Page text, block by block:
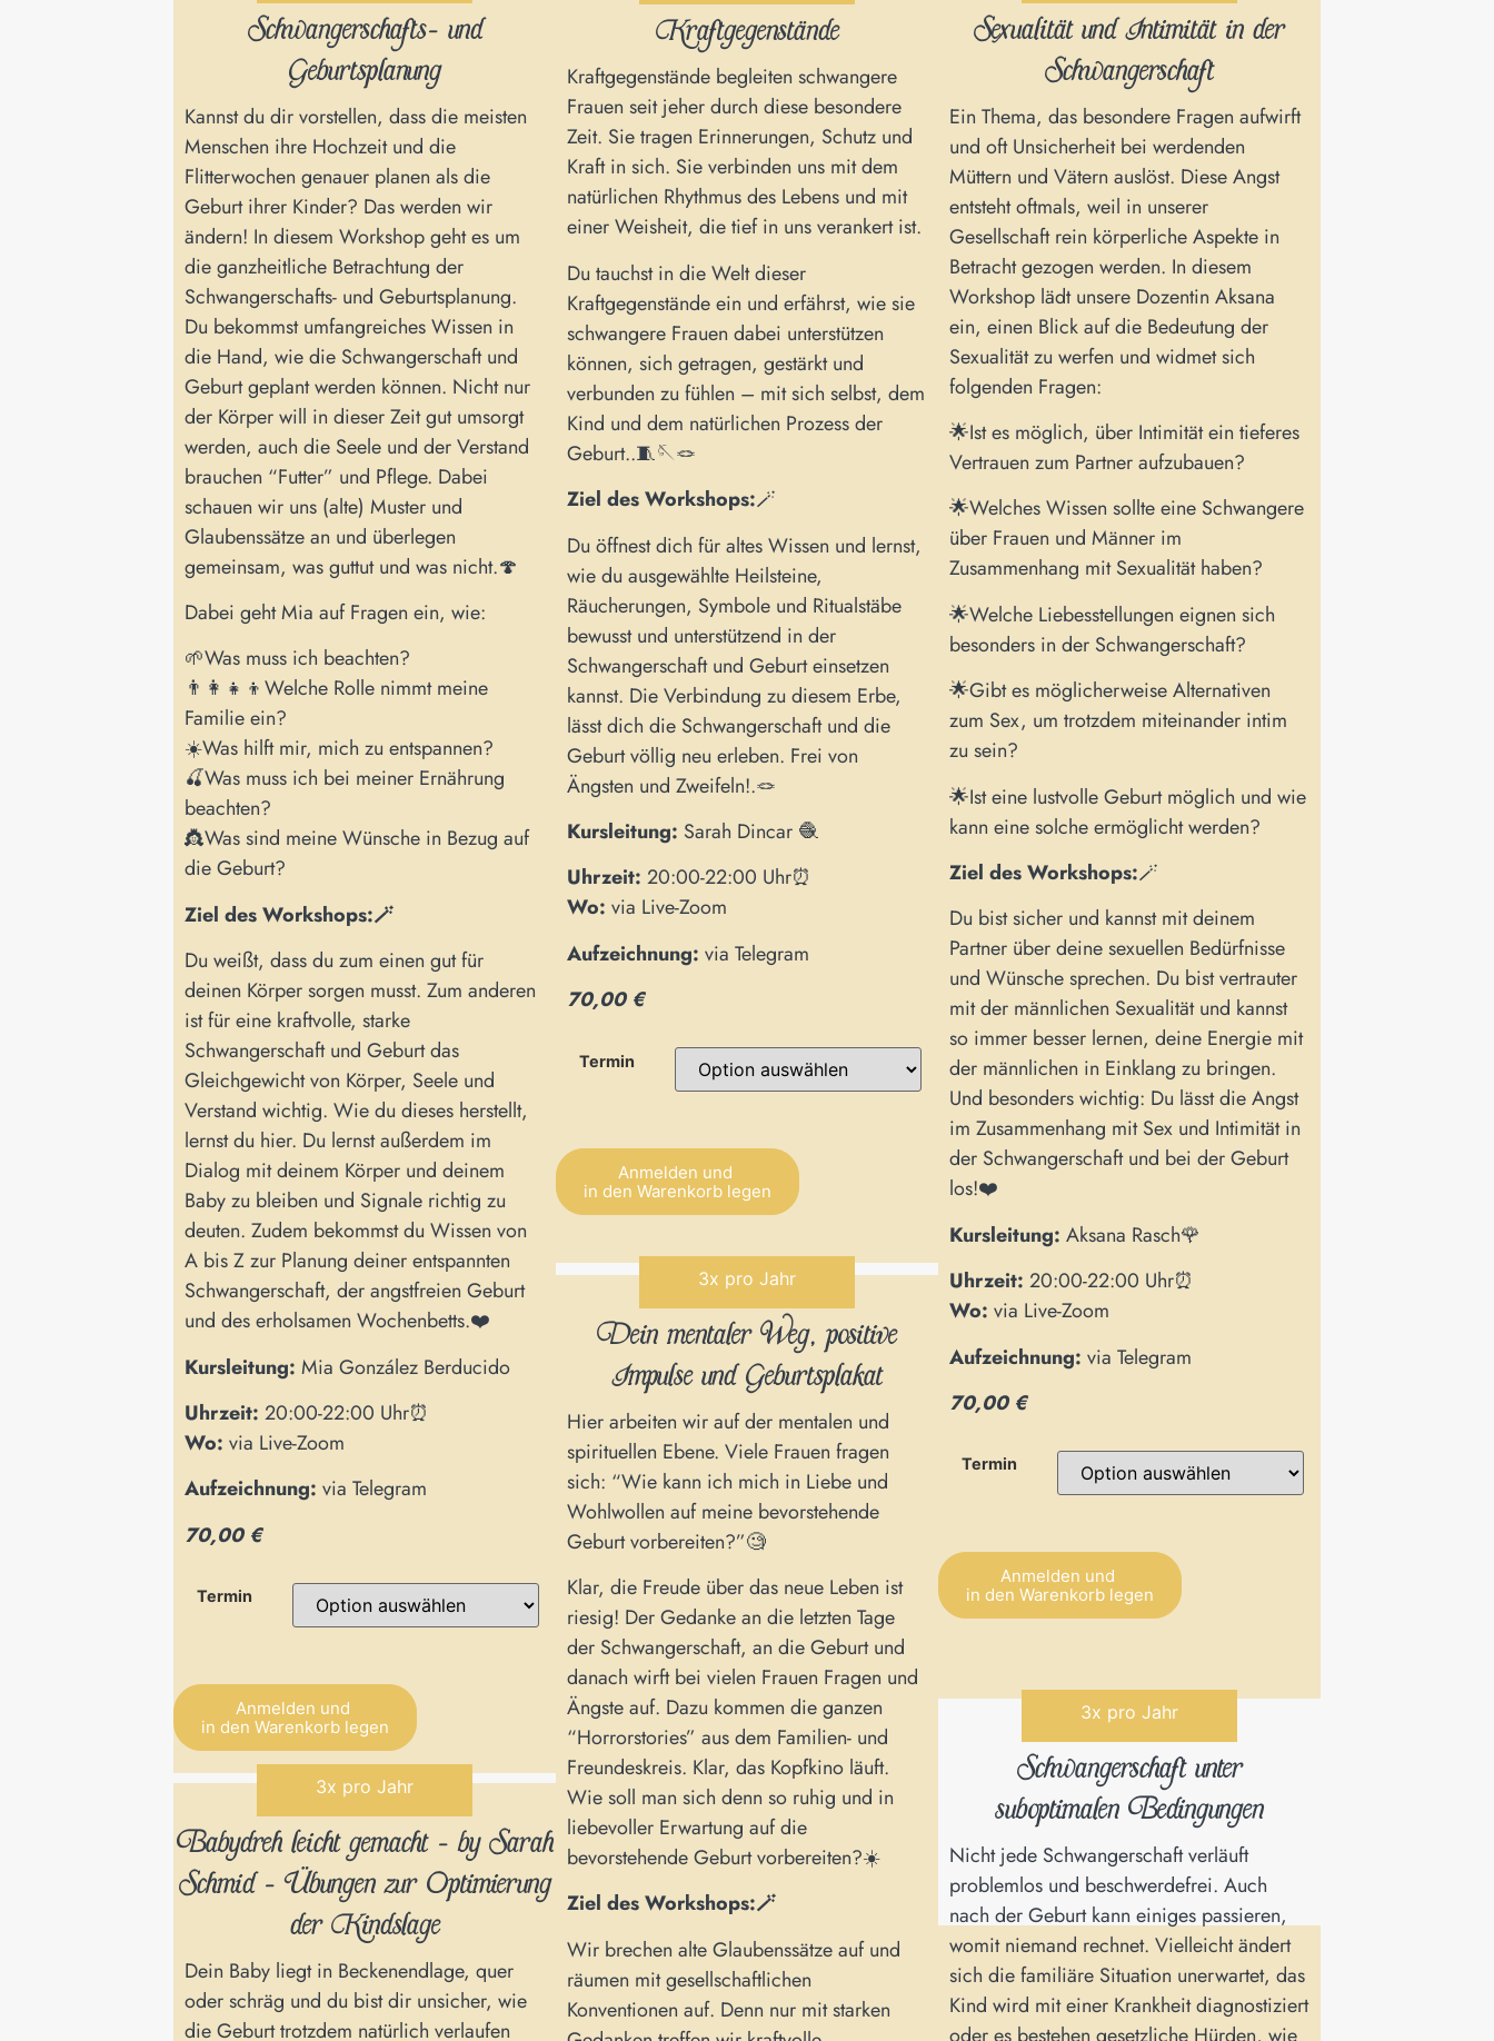
Schwangerschafts- und
Geburtsplanung
Kannst du dir vorstellen, dass die meisten
Menschen ihre Hochzeit und die
Flitterwochen genauer planen als die
Geburt ihrer Kinder? Das werden wir
ändern! In diesem Workshop geht es um
die ganzheitliche Betrachtung der
Schwangerschafts- und Geburtsplanung.
Du bekommst umfangreiches Wissen in
die Hand, wie die Schwangerschaft und
Geburt geplant werden können. Nicht nur
der Körper will in dieser Zeit gut umsorgt
werden, auch die Seele und der Verstand
brauchen “Futter” und Pflege. Dabei
schauen wir uns (alte) Muster und
Glaubenssätze an und überlegen
gemeinsam, was guttut und was nicht.🍄
Dabei geht Mia auf Fragen ein, wie:
🌱Was muss ich beachten?
👨‍👩‍👧‍👦Welche Rolle nimmt meine
Familie ein?
☀️Was hilft mir, mich zu entspannen?
🍒Was muss ich bei meiner Ernährung
beachten?
👸Was sind meine Wünsche in Bezug auf
die Geburt?
Ziel des Workshops:🪄
Du weißt, dass du zum einen gut für
deinen Körper sorgen musst. Zum anderen
ist für eine kraftvolle, starke
Schwangerschaft und Geburt das
Gleichgewicht von Körper, Seele und
Verstand wichtig. Wie du dieses herstellt,
lernst du hier. Du lernst außerdem im
Dialog mit deinem Körper und deinem
Baby zu bleiben und Signale richtig zu
deuten. Zudem bekommst du Wissen von
A bis Z zur Planung deiner entspannten
Schwangerschaft, der angstfreien Geburt
und des erholsamen Wochenbetts.❤️
Kursleitung: Mia González Berducido
Uhrzeit: 20:00-22:00 Uhr⏰
Wo: via Live-Zoom
Aufzeichnung: via Telegram
70,00 €
Termin
Anmelden und
in den Warenkorb legen
Alternative:
Kraftgegenstände
Kraftgegenstände begleiten schwangere
Frauen seit jeher durch diese besondere
Zeit. Sie tragen Erinnerungen, Schutz und
Kraft in sich. Sie verbinden uns mit dem
natürlichen Rhythmus des Lebens und mit
einer Weisheit, die tief in uns verankert ist.
Du tauchst in die Welt dieser
Kraftgegenstände ein und erfährst, wie sie
schwangere Frauen dabei unterstützen
können, sich getragen, gestärkt und
verbunden zu fühlen – mit sich selbst, dem
Kind und dem natürlichen Prozess der
Geburt..🧵🪡🪢
Ziel des Workshops:🪄
Du öffnest dich für altes Wissen und lernst,
wie du ausgewählte Heilsteine,
Räucherungen, Symbole und Ritualstäbe
bewusst und unterstützend in der
Schwangerschaft und Geburt einsetzen
kannst. Die Verbindung zu diesem Erbe,
lässt dich die Schwangerschaft und die
Geburt völlig neu erleben. Frei von
Ängsten und Zweifeln!.🪢
Kursleitung: Sarah Dincar 🧶
Uhrzeit: 20:00-22:00 Uhr⏰
Wo: via Live-Zoom
Aufzeichnung: via Telegram
70,00 €
Termin
Anmelden und
in den Warenkorb legen
Sexualität und Intimität in der
Schwangerschaft
Ein Thema, das besondere Fragen aufwirft
und oft Unsicherheit bei werdenden
Müttern und Vätern auslöst. Diese Angst
entsteht oftmals, weil in unserer
Gesellschaft rein körperliche Aspekte in
Betracht gezogen werden. In diesem
Workshop lädt unsere Dozentin Aksana
ein, einen Blick auf die Bedeutung der
Sexualität zu werfen und widmet sich
folgenden Fragen:
🌟Ist es möglich, über Intimität ein tieferes
Vertrauen zum Partner aufzubauen?
🌟Welches Wissen sollte eine Schwangere
über Frauen und Männer im
Zusammenhang mit Sexualität haben?
🌟Welche Liebesstellungen eignen sich
besonders in der Schwangerschaft?
🌟Gibt es möglicherweise Alternativen
zum Sex, um trotzdem miteinander intim
zu sein?
🌟Ist eine lustvolle Geburt möglich und wie
kann eine solche ermöglicht werden?
Ziel des Workshops:🪄
Du bist sicher und kannst mit deinem
Partner über deine sexuellen Bedürfnisse
und Wünsche sprechen. Du bist vertrauter
mit der männlichen Sexualität und kannst
so immer besser lernen, deine Energie mit
der männlichen in Einklang zu bringen.
Und besonders wichtig: Du lässt die Angst
im Zusammenhang mit Sex und Intimität in
der Schwangerschaft und bei der Geburt
los!❤️
Kursleitung: Aksana Rasch🌹
Uhrzeit: 20:00-22:00 Uhr⏰
Wo: via Live-Zoom
Aufzeichnung: via Telegram
70,00 €
Termin
Anmelden und
in den Warenkorb legen
3x pro Jahr
Babydreh leicht gemacht - by Sarah
Schmid - Übungen zur Optimierung
der Kindslage
Dein Baby liegt in Beckenendlage, quer
oder schräg und du bist dir unsicher, wie
die Geburt trotzdem natürlich verlaufen
3x pro Jahr
Dein mentaler Weg, positive
Impulse und Geburtsplakat
Hier arbeiten wir auf der mentalen und
spirituellen Ebene. Viele Frauen fragen
sich: “Wie kann ich mich in Liebe und
Wohlwollen auf meine bevorstehende
Geburt vorbereiten?”🧐
Klar, die Freude über das neue Leben ist
riesig! Der Gedanke an die letzten Tage
der Schwangerschaft, an die Geburt und
danach wirft bei vielen Frauen Fragen und
Ängste auf. Dazu kommen die ganzen
“Horrorstories” aus dem Familien- und
Freundeskreis. Klar, das Kopfkino läuft.
Wie soll man sich denn so ruhig und in
liebevoller Erwartung auf die
bevorstehende Geburt vorbereiten?☀️
Ziel des Workshops:🪄
Wir brechen alte Glaubenssätze auf und
räumen mit gesellschaftlichen
Konventionen auf. Denn nur mit starken
3x pro Jahr
Schwangerschaft unter
suboptimalen Bedingungen
Nicht jede Schwangerschaft verläuft
problemlos und beschwerdefrei. Auch
nach der Geburt kann einiges passieren,
womit niemand rechnet. Vielleicht ändert
sich die familiäre Situation unerwartet, das
Kind wird mit einer Krankheit diagnostiziert
oder es bestehen gesetzliche Hürden, wie